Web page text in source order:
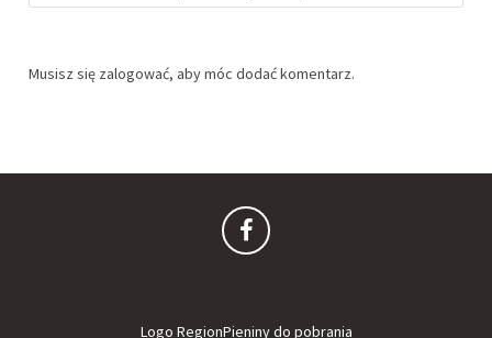
Musisz się zalogować, aby móc dodać komentarz.
Logo RegionPieniny do pobrania